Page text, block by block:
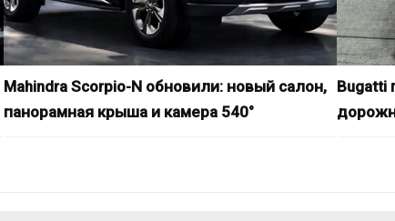
Mahindra Scorpio-N обновили: новый салон,
панорамная крыша и камера 540°
Bugatti